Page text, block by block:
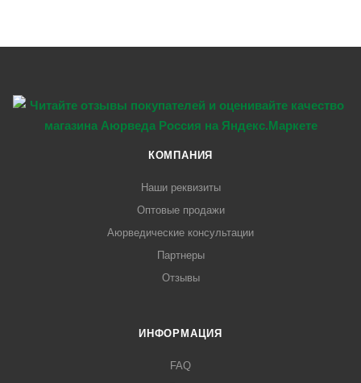
КОМПАНИЯ
Наши реквизиты
Оптовые продажи
Аюрведические консультации
Партнеры
Отзывы
ИНФОРМАЦИЯ
FAQ